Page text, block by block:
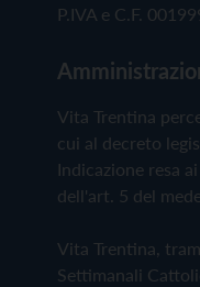
P.IVA e C.F.
Vita Trentina
cui al decreto
Indicazione resa
dell'art. 5 del
Vita Trentina,
Settimanali